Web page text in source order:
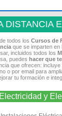
DISTANCIA
todos los Cursos de
que se imparten
incluidos todos los
puedes hacer que
que ofrecen:
o por email para
tu formación e
y